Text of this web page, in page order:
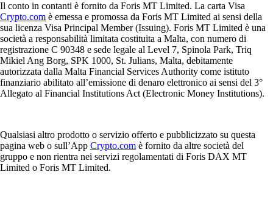
Il conto in contanti è fornito da Foris MT Limited. La carta Visa
Crypto.com è emessa e promossa da Foris MT Limited ai sensi della
sua licenza Visa Principal Member (Issuing). Foris MT Limited è una
società a responsabilità limitata costituita a Malta, con numero di
registrazione C 90348 e sede legale al Level 7, Spinola Park, Triq
Mikiel Ang Borg, SPK 1000, St. Julians, Malta, debitamente
autorizzata dalla Malta Financial Services Authority come istituto
finanziario abilitato all’emissione di denaro elettronico ai sensi del 3°
Allegato al Financial Institutions Act (Electronic Money Institutions).
Qualsiasi altro prodotto o servizio offerto e pubblicizzato su questa
pagina web o sull’App Crypto.com è fornito da altre società del
gruppo e non rientra nei servizi regolamentati di Foris DAX MT
Limited o Foris MT Limited.